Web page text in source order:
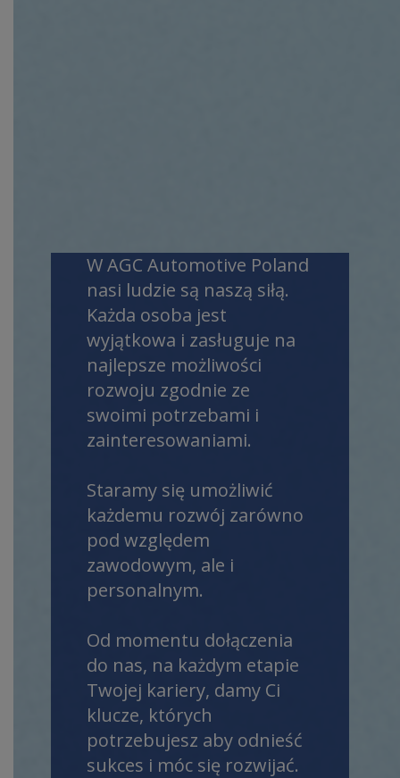
W AGC Automotive Poland
nasi ludzie są naszą siłą.
Każda osoba jest
wyjątkowa i zasługuje na
najlepsze możliwości
rozwoju zgodnie ze
swoimi potrzebami i
zainteresowaniami.
Staramy się umożliwić
każdemu rozwój zarówno
pod względem
zawodowym, ale i
personalnym.
Od momentu dołączenia
do nas, na każdym etapie
Twojej kariery, damy Ci
klucze, których
potrzebujesz aby odnieść
sukces i móc się rozwijać.